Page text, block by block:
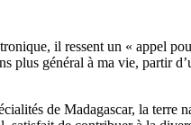
il ressent un « appel
plus général à ma vie, partir
de Madagascar, la terre